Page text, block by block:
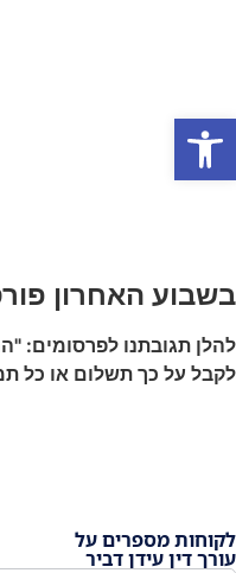
בשבוע האחרון פורסמו
להלן תגובתנו לפרסומים:
לקבל על כך תשלום או כל
לקוחות מספרים על
עורך דין עידן דביר
פתח סרגל נגישות